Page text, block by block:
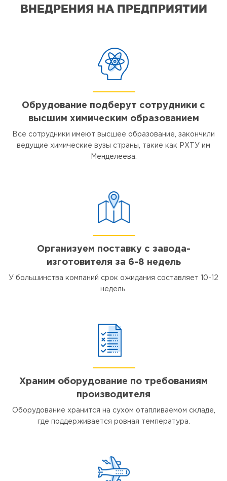
ВНЕДРЕНИЯ НА ПРЕДПРИЯТИИ
Обрудование подберут сотрудники с
высшим химическим образованием
Все сотрудники имеют высшее образование, закончили
ведущие химические вузы страны, такие как РХТУ им
Менделеева.
Организуем поставку с завода-
изготовителя за 6-8 недель
У большинства компаний срок ожидания составляет 10-12
недель.
Храним оборудование по требованиям
производителя
Оборудование хранится на сухом отапливаемом складе,
где поддерживается ровная температура.